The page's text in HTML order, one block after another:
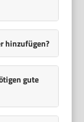
hinzufügen?
gute